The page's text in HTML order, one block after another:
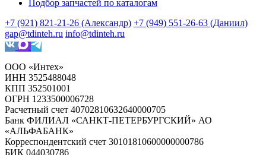
Подбор запчастей по каталогам
+7 (921) 821-21-26 (Александр) +7 (949) 551-26-63 (Даниил)
gap@tdinteh.ru info@tdinteh.ru
ООО «Интех»
ИНН 3525488048
КПП 352501001
ОГРН 1233500006728
Расчетный счет 40702810632640000705
Банк ФИЛИАЛ «САНКТ-ПЕТЕРБУРГСКИЙ» АО
«АЛЬФАБАНК»
Корреспондентский счет 30101810600000000786
БИК 044030786